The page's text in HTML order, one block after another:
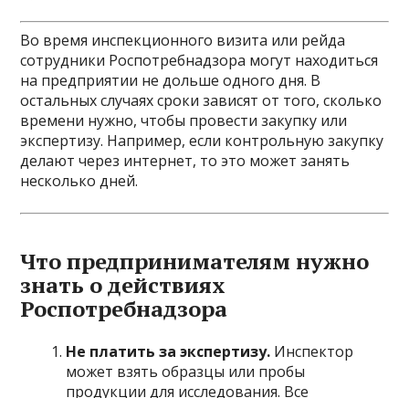
Во время инспекционного визита или рейда
сотрудники Роспотребнадзора могут находиться
на предприятии не дольше одного дня. В
остальных случаях сроки зависят от того, сколько
времени нужно, чтобы провести закупку или
экспертизу. Например, если контрольную закупку
делают через интернет, то это может занять
несколько дней.
Что предпринимателям нужно
знать о действиях
Роспотребнадзора
Не платить за экспертизу. Инспектор
может взять образцы или пробы
продукции для исследования. Все